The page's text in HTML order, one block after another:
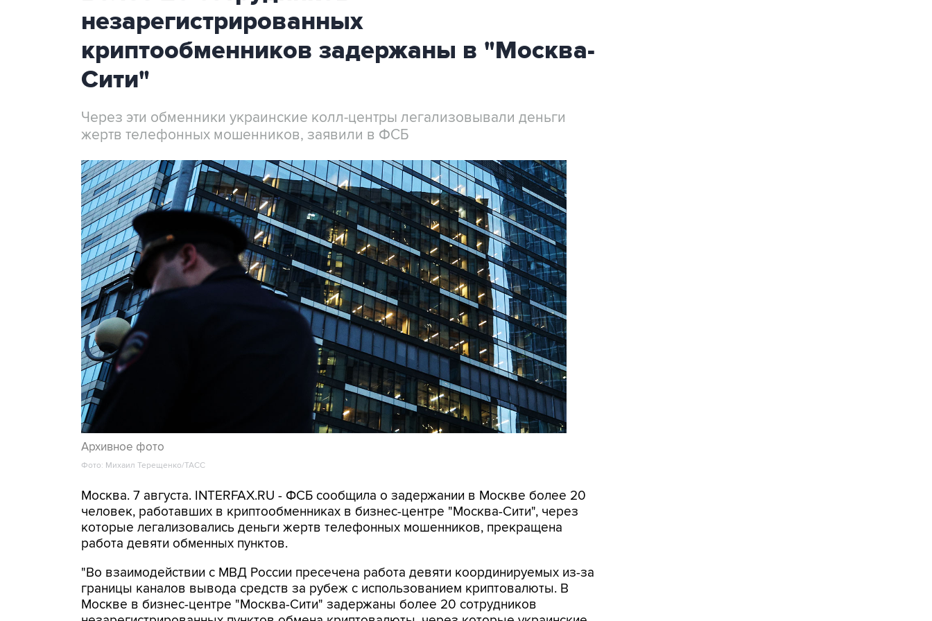
незарегистрированных
криптообменников задержаны в "Москва-
Сити"
Через эти обменники украинские колл-центры легализовывали деньги
жертв телефонных мошенников, заявили в ФСБ
Архивное фото
Фото: Михаил Терещенко/ТАСС
Москва. 7 августа. INTERFAX.RU - ФСБ сообщила о задержании в Москве более 20
человек, работавших в криптообменниках в бизнес-центре "Москва-Сити", через
которые легализовались деньги жертв телефонных мошенников, прекращена
работа девяти обменных пунктов.
"Во взаимодействии с МВД России пресечена работа девяти координируемых из-за
границы каналов вывода средств за рубеж с использованием криптовалюты. В
Москве в бизнес-центре "Москва-Сити" задержаны более 20 сотрудников